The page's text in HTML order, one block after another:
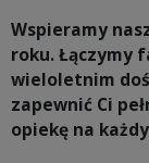
Wspieramy
roku. Łączymy
wieloletnim
zapewnić Ci
opiekę na